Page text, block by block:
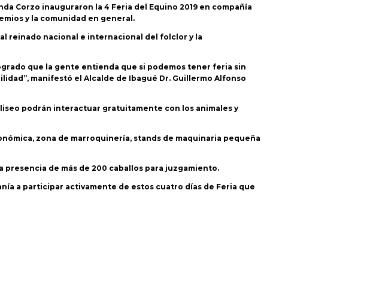
Corzo inauguraron la 4 Feria del Equino 2019 en compañía
y la comunidad en general.
reinado nacional e internacional del folclor y la
que la gente entienda que si podemos tener feria sin
manifestó el Alcalde de Ibagué Dr. Guillermo Alfonso
podrán interactuar gratuitamente con los animales y
zona de marroquinería, stands de maquinaria pequeña
presencia de más de 200 caballos para juzgamiento.
a participar activamente de estos cuatro días de Feria que